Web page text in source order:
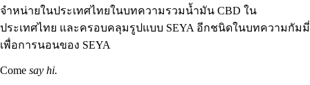
จำหน่ายในประเทศไทยในบทความรวมน้ำมัน CBD ใน
ประเทศไทย และครอบคลุมรูปแบบ SEYA อีกชนิดในบทความกัมมี่
เพื่อการนอนของ SEYA
Come say hi.